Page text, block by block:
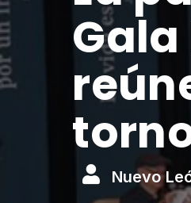
Gala
 Nuevo